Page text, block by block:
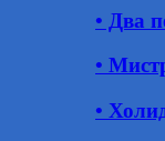
• Два
•
•